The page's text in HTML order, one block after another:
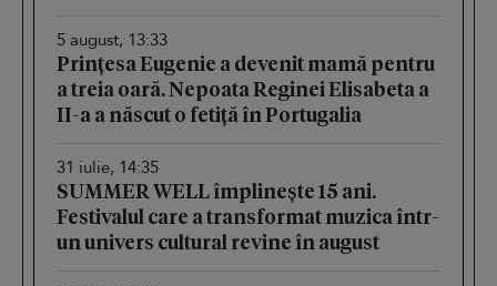
5 august, 13:33
Prințesa Eugenie a devenit mamă pentru
a treia oară. Nepoata Reginei Elisabeta a
II-a a născut o fetiță în Portugalia
31 iulie, 14:35
SUMMER WELL împlinește 15 ani.
Festivalul care a transformat muzica într-
un univers cultural revine în august